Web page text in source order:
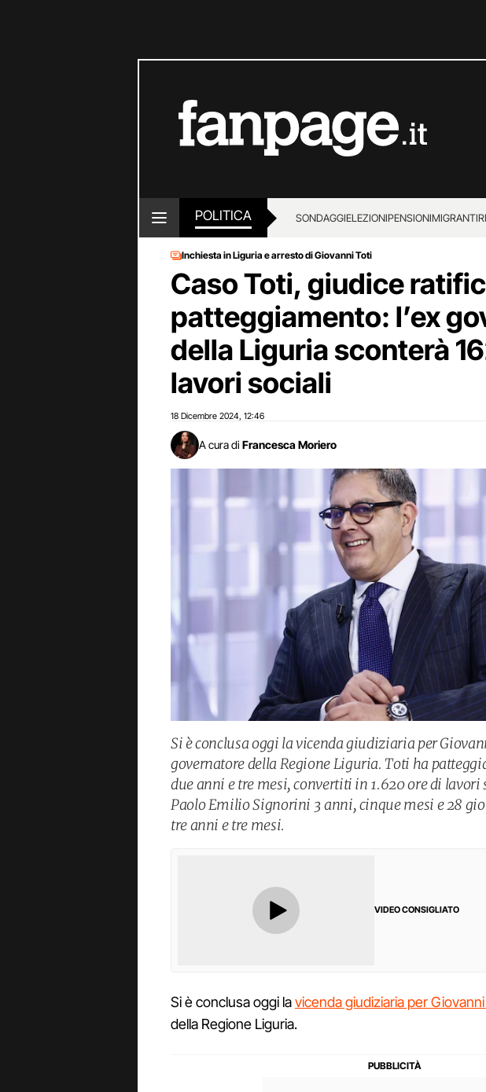
POLITICA SONDAGGIELEZIONIPENSIONIMIGRANTI
Inchiesta in Liguria e arresto di Giovanni Toti
Caso Toti, giudice
patteggiamento: l’ex
della Liguria sconterà
lavori sociali
18 Dicembre 2024 12:46
A cura di Francesca Moriero
Si è conclusa oggi la vicenda giudiziaria per
governatore della Regione Liguria. Toti ha
due anni e tre mesi, convertiti in 1.620 ore di
Paolo Emilio Signorini 3 anni, cinque mesi e 28
tre anni e tre mesi.
VIDEO CONSIGLIATO
Si è conclusa oggi lavicenda giudiziaria per
della Regione Liguria.